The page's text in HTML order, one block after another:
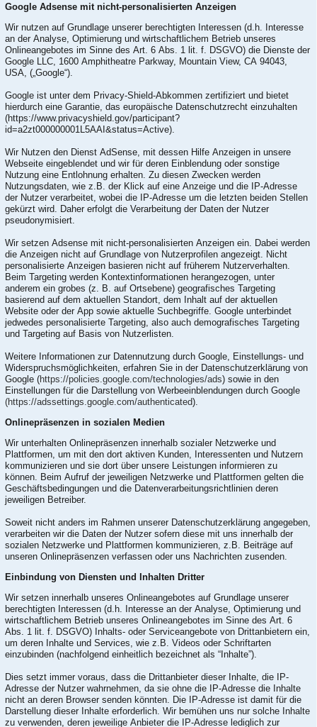
Google Adsense mit nicht-personalisierten Anzeigen
Wir nutzen auf Grundlage unserer berechtigten Interessen (d.h. Interesse
an der Analyse, Optimierung und wirtschaftlichem Betrieb unseres
Onlineangebotes im Sinne des Art. 6 Abs. 1 lit. f. DSGVO) die Dienste der
Google LLC, 1600 Amphitheatre Parkway, Mountain View, CA 94043,
USA, („Google“).
Google ist unter dem Privacy-Shield-Abkommen zertifiziert und bietet
hierdurch eine Garantie, das europäische Datenschutzrecht einzuhalten
(https://www.privacyshield.gov/participant?
id=a2zt000000001L5AAI&status=Active).
Wir Nutzen den Dienst AdSense, mit dessen Hilfe Anzeigen in unsere
Webseite eingeblendet und wir für deren Einblendung oder sonstige
Nutzung eine Entlohnung erhalten. Zu diesen Zwecken werden
Nutzungsdaten, wie z.B. der Klick auf eine Anzeige und die IP-Adresse
der Nutzer verarbeitet, wobei die IP-Adresse um die letzten beiden Stellen
gekürzt wird. Daher erfolgt die Verarbeitung der Daten der Nutzer
pseudonymisiert.
Wir setzen Adsense mit nicht-personalisierten Anzeigen ein. Dabei werden
die Anzeigen nicht auf Grundlage von Nutzerprofilen angezeigt. Nicht
personalisierte Anzeigen basieren nicht auf früherem Nutzerverhalten.
Beim Targeting werden Kontextinformationen herangezogen, unter
anderem ein grobes (z. B. auf Ortsebene) geografisches Targeting
basierend auf dem aktuellen Standort, dem Inhalt auf der aktuellen
Website oder der App sowie aktuelle Suchbegriffe. Google unterbindet
jedwedes personalisierte Targeting, also auch demografisches Targeting
und Targeting auf Basis von Nutzerlisten.
Weitere Informationen zur Datennutzung durch Google, Einstellungs- und
Widerspruchsmöglichkeiten, erfahren Sie in der Datenschutzerklärung von
Google (https://policies.google.com/technologies/ads) sowie in den
Einstellungen für die Darstellung von Werbeeinblendungen durch Google
(https://adssettings.google.com/authenticated).
Onlinepräsenzen in sozialen Medien
Wir unterhalten Onlinepräsenzen innerhalb sozialer Netzwerke und
Plattformen, um mit den dort aktiven Kunden, Interessenten und Nutzern
kommunizieren und sie dort über unsere Leistungen informieren zu
können. Beim Aufruf der jeweiligen Netzwerke und Plattformen gelten die
Geschäftsbedingungen und die Datenverarbeitungsrichtlinien deren
jeweiligen Betreiber.
Soweit nicht anders im Rahmen unserer Datenschutzerklärung angegeben,
verarbeiten wir die Daten der Nutzer sofern diese mit uns innerhalb der
sozialen Netzwerke und Plattformen kommunizieren, z.B. Beiträge auf
unseren Onlinepräsenzen verfassen oder uns Nachrichten zusenden.
Einbindung von Diensten und Inhalten Dritter
Wir setzen innerhalb unseres Onlineangebotes auf Grundlage unserer
berechtigten Interessen (d.h. Interesse an der Analyse, Optimierung und
wirtschaftlichem Betrieb unseres Onlineangebotes im Sinne des Art. 6
Abs. 1 lit. f. DSGVO) Inhalts- oder Serviceangebote von Drittanbietern ein,
um deren Inhalte und Services, wie z.B. Videos oder Schriftarten
einzubinden (nachfolgend einheitlich bezeichnet als “Inhalte”).
Dies setzt immer voraus, dass die Drittanbieter dieser Inhalte, die IP-
Adresse der Nutzer wahrnehmen, da sie ohne die IP-Adresse die Inhalte
nicht an deren Browser senden könnten. Die IP-Adresse ist damit für die
Darstellung dieser Inhalte erforderlich. Wir bemühen uns nur solche Inhalte
zu verwenden, deren jeweilige Anbieter die IP-Adresse lediglich zur